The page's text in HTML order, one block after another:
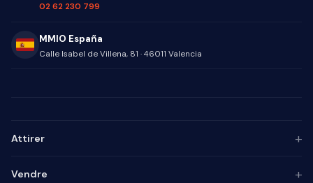
02 62 230 799
MMIO España
Calle Isabel de Villena, 81 · 46011 Valencia
Attirer +
Vendre +